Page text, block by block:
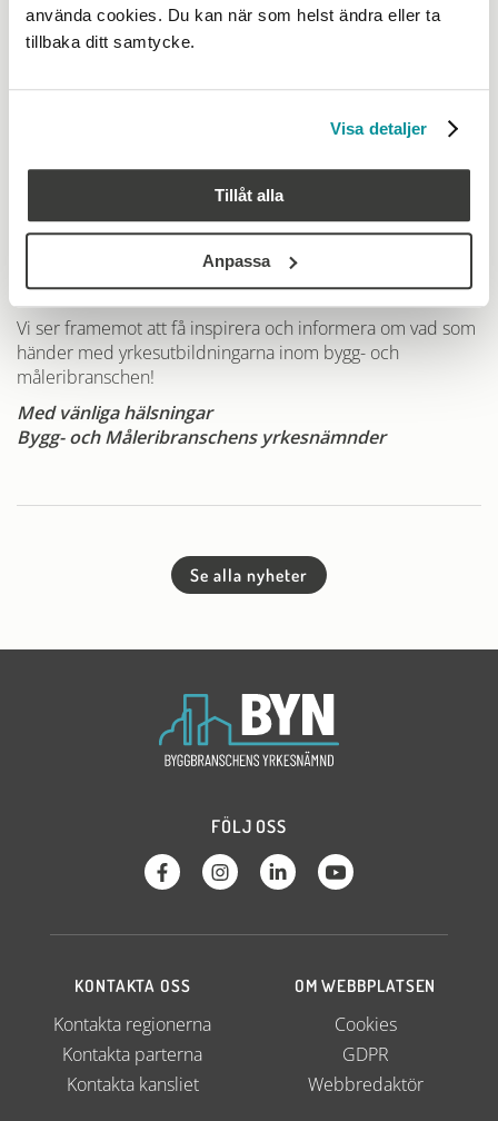
använda cookies. Du kan när som helst ändra eller ta
tillbaka ditt samtycke.
Visa detaljer
Tillåt alla
Anpassa
Programmet:Ladda ner pdf
ANMÄLAN
Anmälan till BYN och MYNs skolledarkonferens är
Det går dock att vid behov byta deltagare, meddela BYN
detta snarast via info@byn.se
Vi behöver få in din anmälan senast 3 februari.
Vi ser framemot att få inspirera och informera om vad som
händer med yrkesutbildningarna inom bygg- och
måleribranschen!
Med vänliga hälsningar
Bygg- och Måleribranschens yrkesnämnder
Se alla nyheter
FÖLJ OSS
KONTAKTA OSS
Kontakta regionerna
Kontakta parterna
Kontakta kansliet
OM WEBBPLATSEN
Cookies
GDPR
Webbredaktör